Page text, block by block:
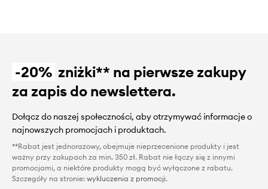
-20% zniżki** na pierwsze zakupy
za zapis do newslettera.
Dołącz do naszej społeczności, aby otrzymywać informacje o
najnowszych promocjach i produktach.
**Rabat jest jednorazowy, obejmuje nieprzecenione produkty i jest
ważny przy zakupach za min. 350 zł. Rabat nie łączy się z innymi
promocjami, a niektóre produkty mogą być wyłączone z rabatu.
Szczegóły na stronie: wykluczenia z promocji.